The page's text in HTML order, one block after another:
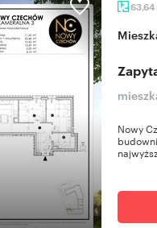
63,64
Nowy